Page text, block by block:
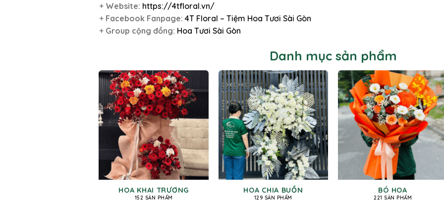
+ Website: https://4tfloral.vn/
+ Facebook Fanpage: 4T Floral – Tiệm Hoa Tươi Sài Gòn
+ Group cộng đồng: Hoa Tươi Sài Gòn
Danh mục sản phẩm
HOA KHAI TRƯƠNG
152 SẢN PHẨM
HOA CHIA BUỒN
129 SẢN PHẨM
BÓ HOA
221 SẢN PHẨM